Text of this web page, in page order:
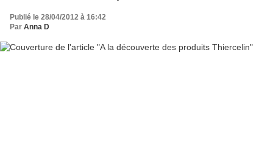
Publié le 28/04/2012 à 16:42
Par Anna D